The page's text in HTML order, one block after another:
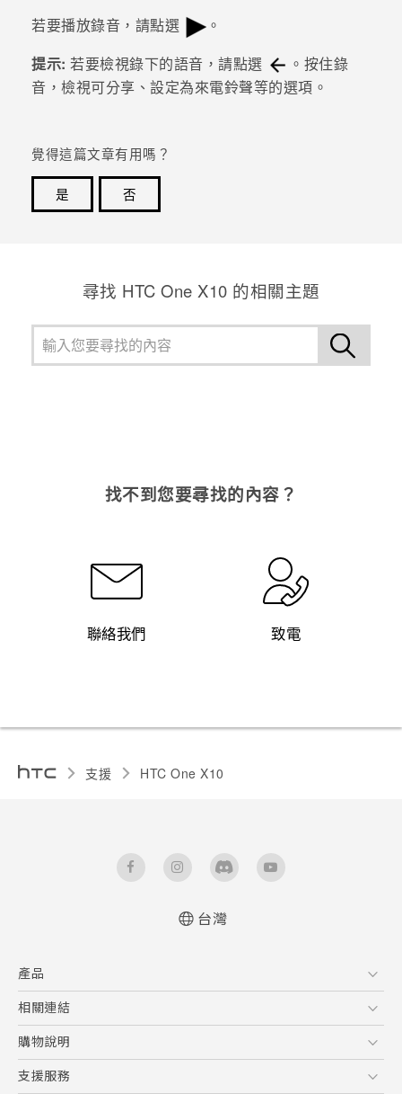
若要播放錄音，請點選
。
提示: 若要檢視錄下的語音，請點選
。按住錄
音，檢視可分享、設定為來電鈴聲等的選項。
覺得這篇文章有用嗎？
是
否
尋找 HTC One X10 的相關主題
找不到您要尋找的內容？
聯絡我們 致電
支援 HTC One X10‎
台灣
產品
5G
智慧型手機
配件
相關連結
HTC Research
購物說明
購物須知
支援服務